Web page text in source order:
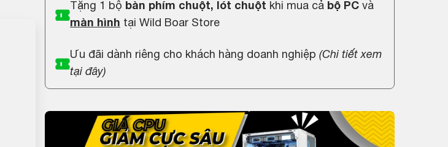
Tặng 1 bộ bàn phím chuột, lót chuột khi mua cả bộ PC và
màn hình tại Wild Boar Store
Ưu đãi dành riêng cho khách hàng doanh nghiệp (Chi tiết xem
tại đây)